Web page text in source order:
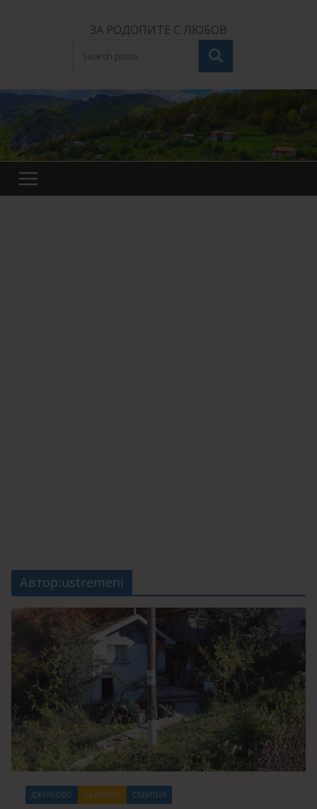
ЗА РОДОПИТЕ С ЛЮБОВ
Търсене
Автор:ustremeni
ДЖУРКОВО ЗА АВТОРА СЪБИТИЯ